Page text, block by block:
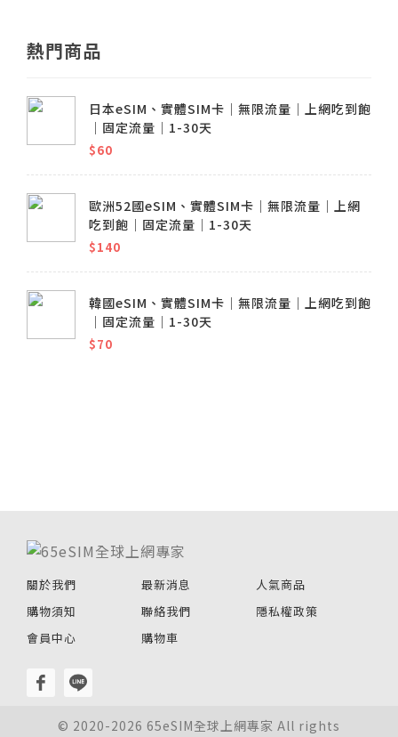
熱門商品
日本eSIM、實體SIM卡│無限流量│上網吃到飽
│固定流量│1-30天
$60
歐洲52國eSIM、實體SIM卡│無限流量│上網
吃到飽│固定流量│1-30天
$140
韓國eSIM、實體SIM卡│無限流量│上網吃到飽
│固定流量│1-30天
$70
關於我們 最新消息
人氣商品
購物須知
聯絡我們
隱私權政策
會員中心
購物車
© 2020-2026 65eSIM全球上網專家 All rights